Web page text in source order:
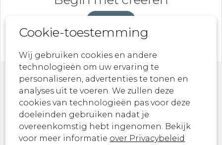
Nieuwsbrief
Laat je inspireren door onze nieuwste
ontwerpen, kunstwerken en aankomende
evenementen!
Cookie-toestemming
Wij gebruiken cookies en andere
technologieën om uw ervaring te
personaliseren, advertenties te tonen en
analyses uit te voeren. We zullen deze
cookies van technologieën pas voor deze
doeleinden gebruiken nadat je
overeenkomstig hebt ingenomen. Bekijk
voor meer informatie over Privacybeleid